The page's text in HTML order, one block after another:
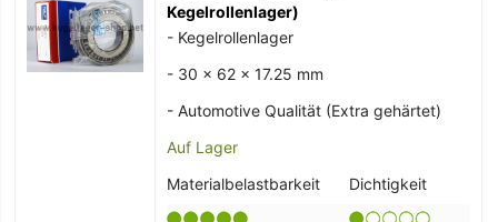
Kegelrollenlager)
- Kegelrollenlager
- 30 x 62 x 17.25 mm
- Automotive Qualität (Extra gehärtet)
Auf Lager
Materialbelastbarkeit
Dichtigkeit